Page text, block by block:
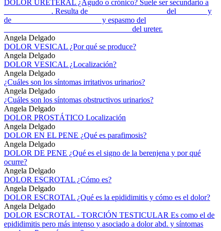
DOLOR URETERAL ¿Agudo o crónico? Suele ser secundario a
____________. Resulta de ___________________ del _______ y
de ______________________ y espasmo del
________________________________ del ureter.
Angela Delgado
DOLOR VESICAL ¿Por qué se produce?
Angela Delgado
DOLOR VESICAL ¿Localización?
Angela Delgado
¿Cuáles son los síntomas irritativos urinarios?
Angela Delgado
¿Cuáles son los síntomas obstructivos urinarios?
Angela Delgado
DOLOR PROSTÁTICO Localización
Angela Delgado
DOLOR EN EL PENE ¿Qué es parafimosis?
Angela Delgado
DOLOR DE PENE ¿Qué es el signo de la berenjena y por qué
ocurre?
Angela Delgado
DOLOR ESCROTAL ¿Cómo es?
Angela Delgado
DOLOR ESCROTAL ¿Qué es la epididimitis y cómo es el dolor?
Angela Delgado
DOLOR ESCROTAL - TORCIÓN TESTICULAR Es como el de
epididimitis pero más intenso y asociado a dolor abd. y síntomas